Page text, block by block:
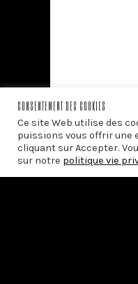
PRÉCÉDENT
À l’ombre
CONSENTEMENT DES COOKIES
Ce site Web utilise des
puissions vous offrir une
cliquant sur Accepter.
sur notre politique vie